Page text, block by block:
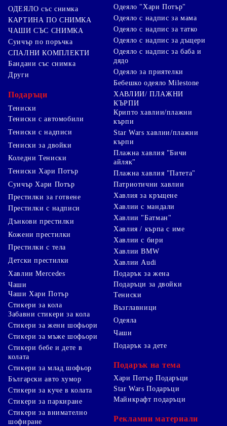
ОДЕЯЛО със снимка
КАРТИНА ПО СНИМКА
ЧАШИ СЪС СНИМКА
Суичър по поръчка
СПАЛНИ КОМПЛЕКТИ
Бандани със снимка
Други
Подаръци
Тениски
Тениски с автомобили
Тениски с надписи
Тениски за двойки
Коледни Тениски
Тениски Хари Потър
Суичър Хари Потър
Престилки за готвене
Престилки с надписи
Дънкови престилки
Кожени престилки
Престилки с тела
Детски престилки
Одеяло "Хари Потър"
Одеяло с надпис за мама
Одеяло с надпис за татко
Одеяло с надпис за дъщери
Одеяло с надпис за баба и
дядо
Одеяло за приятелки
Бебешко одеяло Milestone
ХАВЛИИ/ ПЛАЖНИ
КЪРПИ
Крипто хавлии/плажни
кърпи
Star Wars хавлии/плажни
кърпи
Плажна хавлия "Бичи
айляк"
Плажна хавлия "Патета"
Патриотични хавлии
Хавлия за кръщене
Хавлии с мандали
Хавлии "Батман"
Хавлия / кърпа с име
Хавлии с бири
Хавлии BMW
Хавлии Audi
Хавлии Mercedes
Чаши
Чаши Хари Потър
Стикери за кола
Забавни стикери за кола
Стикери за жени шофьори
Стикери за мъже шофьори
Стикери бебе и дете в
колата
Стикери за млад шофьор
Български авто хумор
Стикери за куче в колата
Стикери за паркиране
Стикери за внимателно
шофиране
Подарък за жена
Подаръци за двойки
Тениски
Възглавници
Одеяла
Чаши
Подарък за дете
Подарък на тема
Хари Потър Подаръци
Star Wars Подаръци
Майнкрафт подаръци
Рекламни материали